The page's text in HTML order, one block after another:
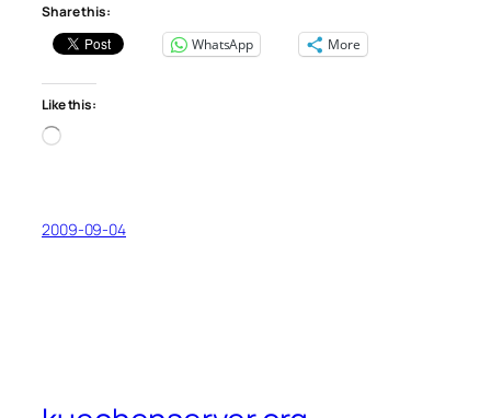
Share this:
WhatsApp
More
Like this:
Loading…
2009-09-04